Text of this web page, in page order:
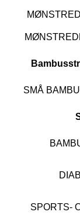
SMÅ
SPORTS-